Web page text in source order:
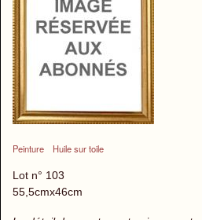
Peinture Huile sur toile
Lot n° 103
55,5cmx46cm